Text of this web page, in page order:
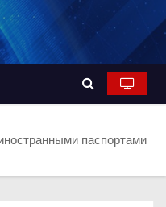
паспортами